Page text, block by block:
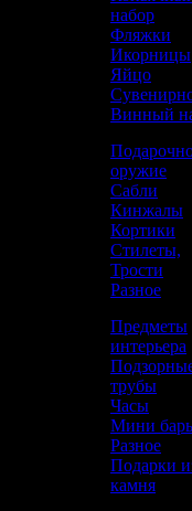
набор
Фляжки
Икорницы
Яйцо
Винный
оружие
Сабли
Кинжалы
Кортики
Стилеты,
Трости
Разное
Предметы
интерьера
трубы
Часы
Мини
Разное
Подарки
камня